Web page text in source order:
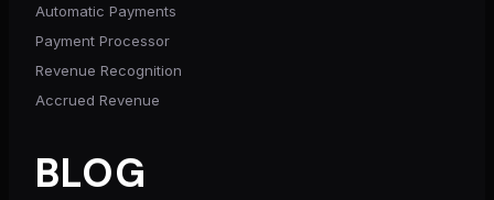
Automatic Payments
Payment Processor
Revenue Recognition
Accrued Revenue
BLOG